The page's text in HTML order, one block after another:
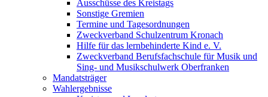
Ausschüsse des Kreistags
Sonstige Gremien
Termine und Tagesordnungen
Zweckverband Schulzentrum Kronach
Hilfe für das lernbehinderte Kind e. V.
Zweckverband Berufsfachschule für Musik und
Sing- und Musikschulwerk Oberfranken
Mandatsträger
Wahlergebnisse